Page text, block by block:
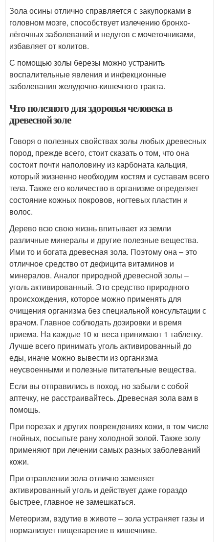
Зола осины отлично справляется с закупорками в
головном мозге, способствует излечению бронхо-
лёгочных заболеваний и недугов с мочеточниками,
избавляет от колитов.
С помощью золы березы можно устранить
воспалительные явления и инфекционные
заболевания желудочно-кишечного тракта.
Что полезного для здоровья человека в
древесной золе
Говоря о полезных свойствах золы любых древесных
пород, прежде всего, стоит сказать о том, что она
состоит почти наполовину из карбоната кальция,
который жизненно необходим костям и суставам всего
тела. Также его количество в организме определяет
состояние кожных покровов, ногтевых пластин и
волос.
Дерево всю свою жизнь впитывает из земли
различные минералы и другие полезные вещества.
Ими то и богата древесная зола. Поэтому она – это
отличное средство от дефицита витаминов и
минералов. Аналог природной древесной золы –
уголь активированный. Это средство природного
происхождения, которое можно применять для
очищения организма без специальной консультации с
врачом. Главное соблюдать дозировки и время
приема. На каждые 10 кг веса принимают 1 таблетку.
Лучше всего принимать уголь активированный до
еды, иначе можно вывести из организма
неусвоенными и полезные питательные вещества.
Если вы отправились в поход, но забыли с собой
аптечку, не расстраивайтесь. Древесная зола вам в
помощь.
При порезах и других повреждениях кожи, в том числе
гнойных, посыпьте рану холодной золой. Также золу
применяют при лечении самых разных заболеваний
кожи.
При отравлении зола отлично заменяет
активированный уголь и действует даже гораздо
быстрее, главное не замешкаться.
Метеоризм, вздутие в животе – зола устраняет газы и
нормализует пищеварение в кишечнике.